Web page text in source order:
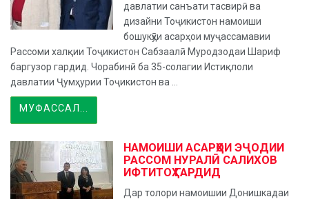
давлатии санъати тасвирӣ ва
дизайни Тоҷикистон намоиши
бошукӯҳи асарҳои муҷассамавии
Рассоми халқии Тоҷикистон Сабзаалӣ Муродзодаи Шариф
баргузор гардид. Чорабинӣ ба 35-солагии Истиқлоли
давлатии Ҷумҳурии Тоҷикистон ва ...
МУФАССАЛ...
НАМОИШИ АСАРҲОИ ЭҶОДИИ
РАССОМ НУРАЛӢ САЛИХОВ
ИФТИТОҲ ГАРДИД
Дар толори намоишии Донишкадаи